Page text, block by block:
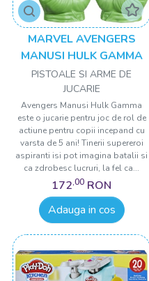
MARVEL AVENGERS
MANUSI HULK GAMMA
PISTOALE SI ARME DE
JUCARIE
Avengers Manusi Hulk Gamma
este o jucarie pentru joc de rol de
actiune pentru copii incepand cu
varsta de 5 ani! Tinerii supereroi
aspiranti isi pot imagina batalii si
ca zdrobesc lucruri, la fel ca...
172,00 RON
Adauga in cos